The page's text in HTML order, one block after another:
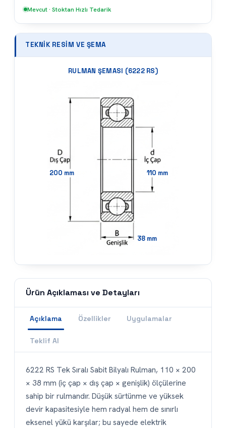
Mevcut · Stoktan Hızlı Tedarik
TEKNIK RESIM VE ŞEMA
RULMAN ŞEMASI (6222 RS)
200 mm 110 mm
38 mm
Ürün Açıklaması ve Detayları
Açıklama Özellikler Uygulamalar
Teklif Al
6222 RS Tek Sıralı Sabit Bilyalı Rulman, 110 × 200
× 38 mm (iç çap × dış çap × genişlik) ölçülerine
sahip bir rulmandır. Düşük sürtünme ve yüksek
devir kapasitesiyle hem radyal hem de sınırlı
eksenel yükü karşılar; bu sayede elektrik